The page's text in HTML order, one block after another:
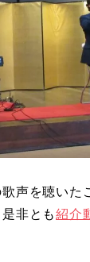
声を聴いた
非とも紹介